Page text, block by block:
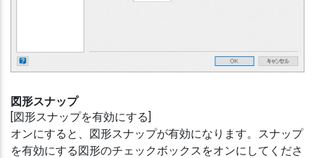
図形スナップ
[図形スナップを有効にする]
オンにすると、図形スナップが有効になります。スナップ
を有効にする図形のチェックボックスをオンにしてくださ